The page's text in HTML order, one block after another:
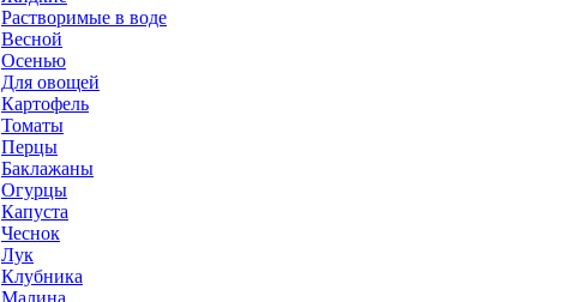
Растворимые в воде
Весной
Осенью
Для овощей
Картофель
Томаты
Перцы
Баклажаны
Огурцы
Капуста
Чеснок
Лук
Клубника
Малина